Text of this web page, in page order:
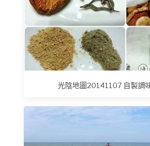
光陰地圖20141107 自製調